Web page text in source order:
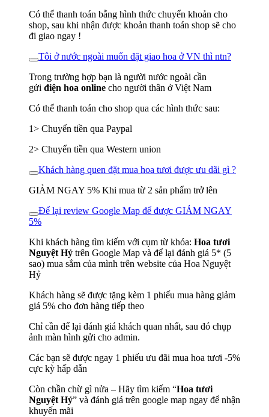
Có thể thanh toán bằng hình thức chuyển khoản cho
shop, sau khi nhận được khoản thanh toán shop sẽ cho
đi giao ngay !
Tôi ở nước ngoài muốn đặt giao hoa ở VN thì ntn?
Trong trường hợp bạn là người nước ngoài cần
gửi điện hoa online cho người thân ở Việt Nam
Có thể thanh toán cho shop qua các hình thức sau:
1> Chuyển tiền qua Paypal
2> Chuyển tiền qua Western union
Khách hàng quen đặt mua hoa tươi được ưu dãi gì ?
GIẢM NGAY 5% Khi mua từ 2 sản phẩm trở lên
Để lại review Google Map để được GIẢM NGAY
5%
Khi khách hàng tìm kiếm với cụm từ khóa: Hoa tươi
Nguyệt Hỷ trên Google Map và để lại đánh giá 5* (5
sao) mua sắm của mình trên website của Hoa Nguyệt
Hỷ
Khách hàng sẽ được tặng kèm 1 phiếu mua hàng giảm
giá 5% cho đơn hàng tiếp theo
Chỉ cần để lại đánh giá khách quan nhất, sau đó chụp
ảnh màn hình gửi cho admin.
Các bạn sẽ được ngay 1 phiếu ưu đãi mua hoa tươi -5%
cực kỳ hấp dẫn
Còn chần chừ gì nửa – Hãy tìm kiếm “Hoa tươi
Nguyệt Hỷ” và đánh giá trên google map ngay để nhận
khuyến mãi